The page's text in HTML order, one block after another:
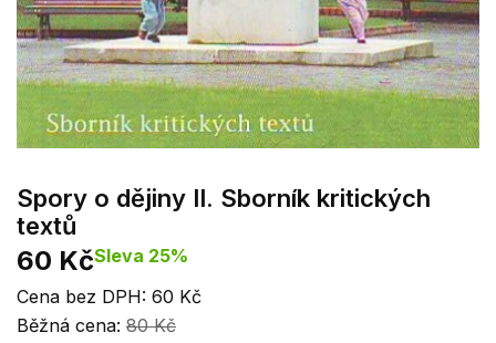
Spory o dějiny II. Sborník kritických
textů
60 KčSleva 25%
Cena bez DPH: 60 Kč
Běžná cena: 80 Kč